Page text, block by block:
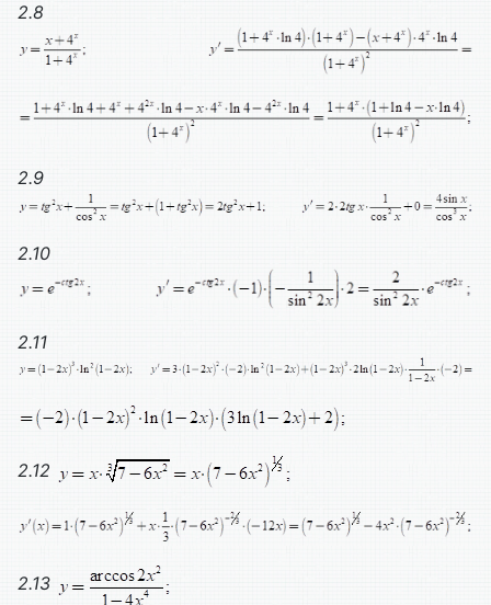
2.8
2.9
2.10
2.11
2.12
2.13